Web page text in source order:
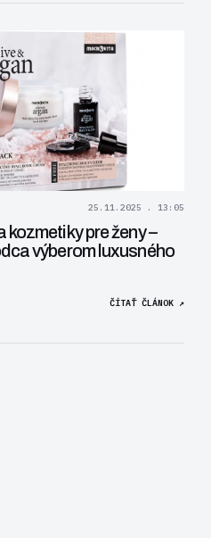
25.11.2025 . 13:05
kozmetiky pre ženy –
výberom luxusného
ČÍTAŤ ČLÁNOK ↗